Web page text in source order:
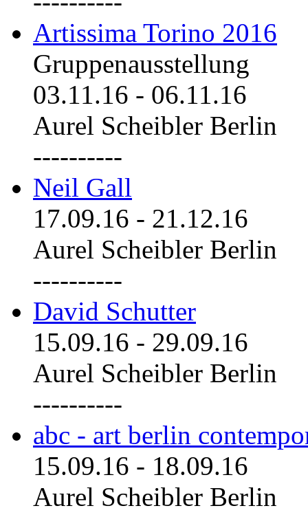
Artissima Torino 2016
Gruppenausstellung
03.11.16 - 06.11.16
Aurel Scheibler Berlin
----------
Neil Gall
17.09.16 - 21.12.16
Aurel Scheibler Berlin
----------
David Schutter
15.09.16 - 29.09.16
Aurel Scheibler Berlin
----------
abc - art berlin
15.09.16 - 18.09.16
Aurel Scheibler Berlin